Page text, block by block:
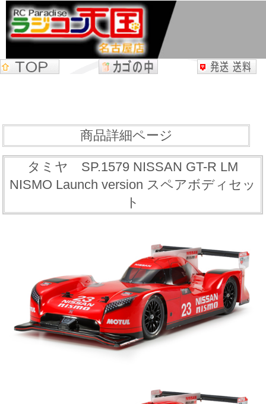
商品詳細ページ
タミヤ SP.1579 NISSAN GT-R LM
NISMO Launch version スペアボディセッ
ト